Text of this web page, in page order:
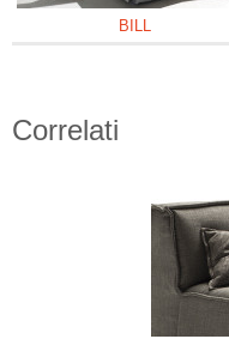
BILL
Correlati